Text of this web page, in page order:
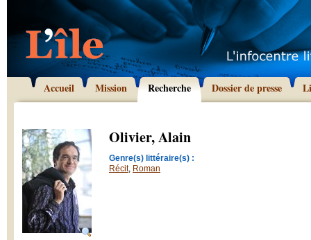
Accueil Mission Recherche Dossier de presse
Olivier, Alain
Genre(s) littéraire(s) :
Récit, Roman